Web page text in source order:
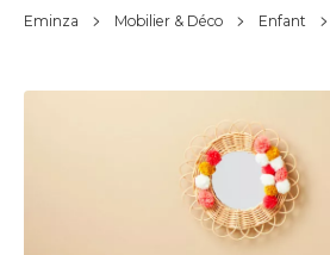
Eminza Mobilier & Déco Enfant